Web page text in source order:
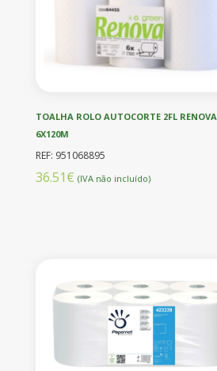
TOALHA ROLO AUTOCORTE 2FL RENOVA
6X120M
REF: 951068895
36.51€ (IVA não incluído)